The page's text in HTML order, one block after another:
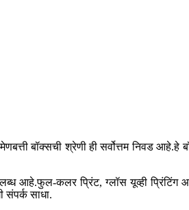
मेणबत्ती बॉक्सची श्रेणी ही सर्वोत्तम
आहे.फुल-कलर प्रिंट, ग्लॉस यूव्ही प्रिंटिंग
संपर्क साधा.